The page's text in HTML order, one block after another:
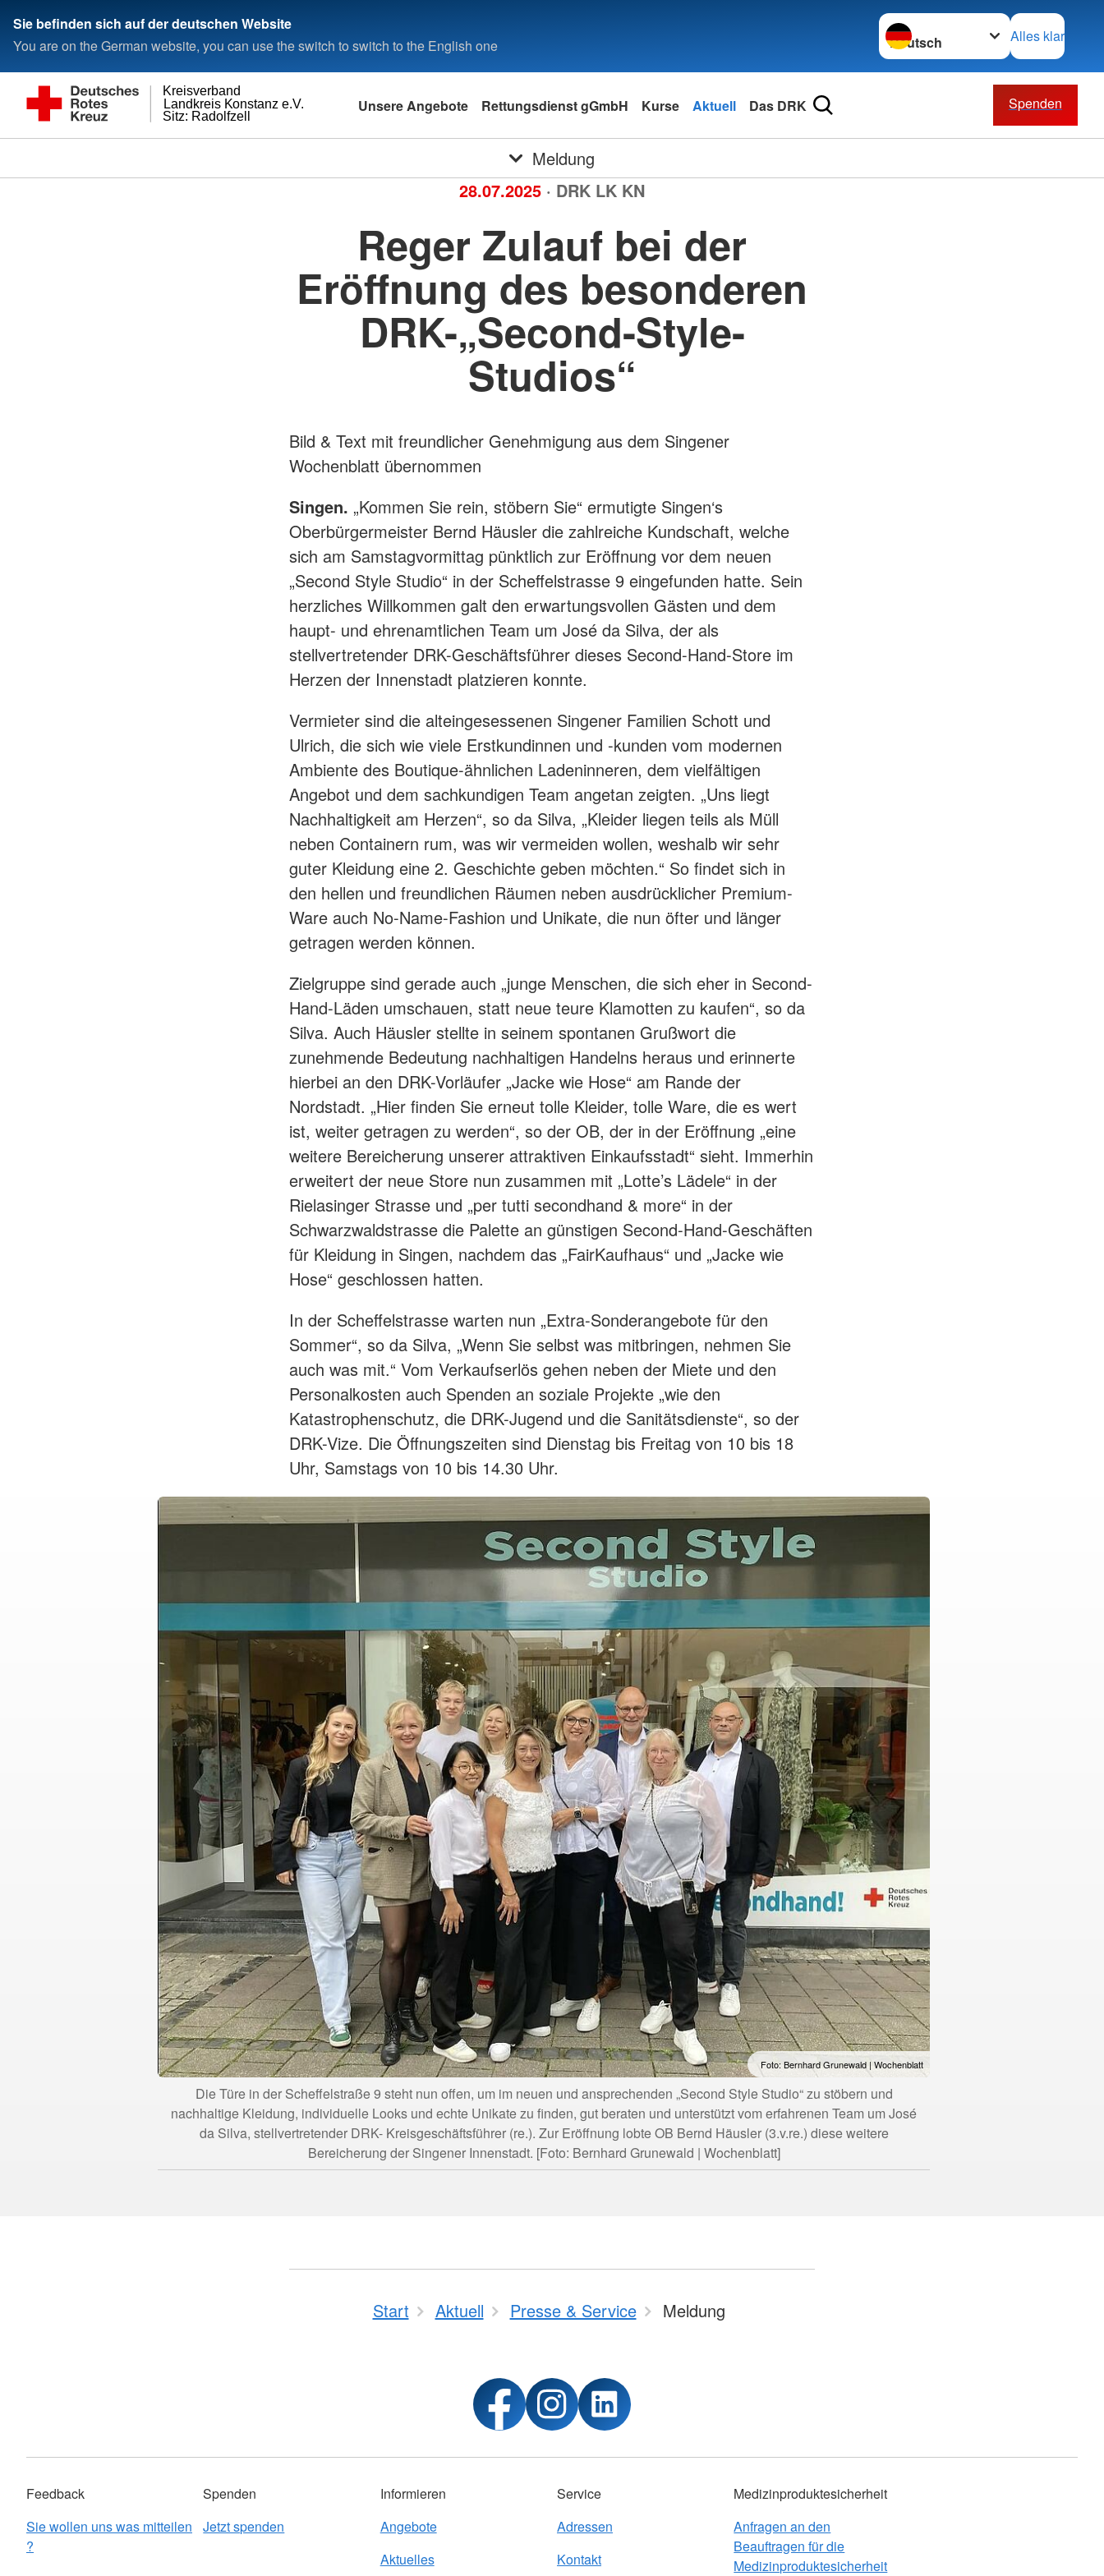
Sie befinden sich auf der deutschen Website
You are on the German website, you can use the switch to switch to the English one
Sprache wechseln zu
Alles klar
Sitz: Radolfzell
Landkreis Konstanz e.V.
Kreisverband
Unsere Angebote Rettungsdienst gGmbH Kurse Aktuell Das DRK Spenden
Meldung
28.07.2025 · DRK LK KN
Reger Zulauf bei der
Eröffnung des besonderen
DRK-„Second-Style-
Studios“
Bild & Text mit freundlicher Genehmigung aus dem Singener
Wochenblatt übernommen
Singen. „Kommen Sie rein, stöbern Sie“ ermutigte Singen‘s
Oberbürgermeister Bernd Häusler die zahlreiche Kundschaft, welche
sich am Samstagvormittag pünktlich zur Eröffnung vor dem neuen
„Second Style Studio“ in der Scheffelstrasse 9 eingefunden hatte. Sein
herzliches Willkommen galt den erwartungsvollen Gästen und dem
haupt- und ehrenamtlichen Team um José da Silva, der als
stellvertretender DRK-Geschäftsführer dieses Second-Hand-Store im
Herzen der Innenstadt platzieren konnte.
Vermieter sind die alteingesessenen Singener Familien Schott und
Ulrich, die sich wie viele Erstkundinnen und -kunden vom modernen
Ambiente des Boutique-ähnlichen Ladeninneren, dem vielfältigen
Angebot und dem sachkundigen Team angetan zeigten. „Uns liegt
Nachhaltigkeit am Herzen“, so da Silva, „Kleider liegen teils als Müll
neben Containern rum, was wir vermeiden wollen, weshalb wir sehr
guter Kleidung eine 2. Geschichte geben möchten.“ So findet sich in
den hellen und freundlichen Räumen neben ausdrücklicher Premium-
Ware auch No-Name-Fashion und Unikate, die nun öfter und länger
getragen werden können.
Zielgruppe sind gerade auch „junge Menschen, die sich eher in Second-
Hand-Läden umschauen, statt neue teure Klamotten zu kaufen“, so da
Silva. Auch Häusler stellte in seinem spontanen Grußwort die
zunehmende Bedeutung nachhaltigen Handelns heraus und erinnerte
hierbei an den DRK-Vorläufer „Jacke wie Hose“ am Rande der
Nordstadt. „Hier finden Sie erneut tolle Kleider, tolle Ware, die es wert
ist, weiter getragen zu werden“, so der OB, der in der Eröffnung „eine
weitere Bereicherung unserer attraktiven Einkaufsstadt“ sieht. Immerhin
erweitert der neue Store nun zusammen mit „Lotte’s Lädele“ in der
Rielasinger Strasse und „per tutti secondhand & more“ in der
Schwarzwaldstrasse die Palette an günstigen Second-Hand-Geschäften
für Kleidung in Singen, nachdem das „FairKaufhaus“ und „Jacke wie
Hose“ geschlossen hatten.
In der Scheffelstrasse warten nun „Extra-Sonderangebote für den
Sommer“, so da Silva, „Wenn Sie selbst was mitbringen, nehmen Sie
auch was mit.“ Vom Verkaufserlös gehen neben der Miete und den
Personalkosten auch Spenden an soziale Projekte „wie den
Katastrophenschutz, die DRK-Jugend und die Sanitätsdienste“, so der
DRK-Vize. Die Öffnungszeiten sind Dienstag bis Freitag von 10 bis 18
Uhr, Samstags von 10 bis 14.30 Uhr.
Foto: Bernhard Grunewald | Wochenblatt
Die Türe in der Scheffelstraße 9 steht nun offen, um im neuen und ansprechenden „Second Style Studio“ zu stöbern und
nachhaltige Kleidung, individuelle Looks und echte Unikate zu finden, gut beraten und unterstützt vom erfahrenen Team um José
da Silva, stellvertretender DRK- Kreisgeschäftsführer (re.). Zur Eröffnung lobte OB Bernd Häusler (3.v.re.) diese weitere
Bereicherung der Singener Innenstadt. [Foto: Bernhard Grunewald | Wochenblatt]
Start Aktuell Presse & Service Meldung
Feedback
Sie wollen uns was mitteilen
?
Spenden
Jetzt spenden
Informieren
Angebote
Aktuelles
Service
Adressen
Kontakt
Medizinproduktesicherheit
Anfragen an den
Beauftragen für die
Medizinproduktesicherheit